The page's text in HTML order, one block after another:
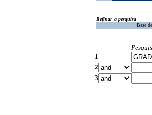
Refinar a pesquisa
Base
1
2
3